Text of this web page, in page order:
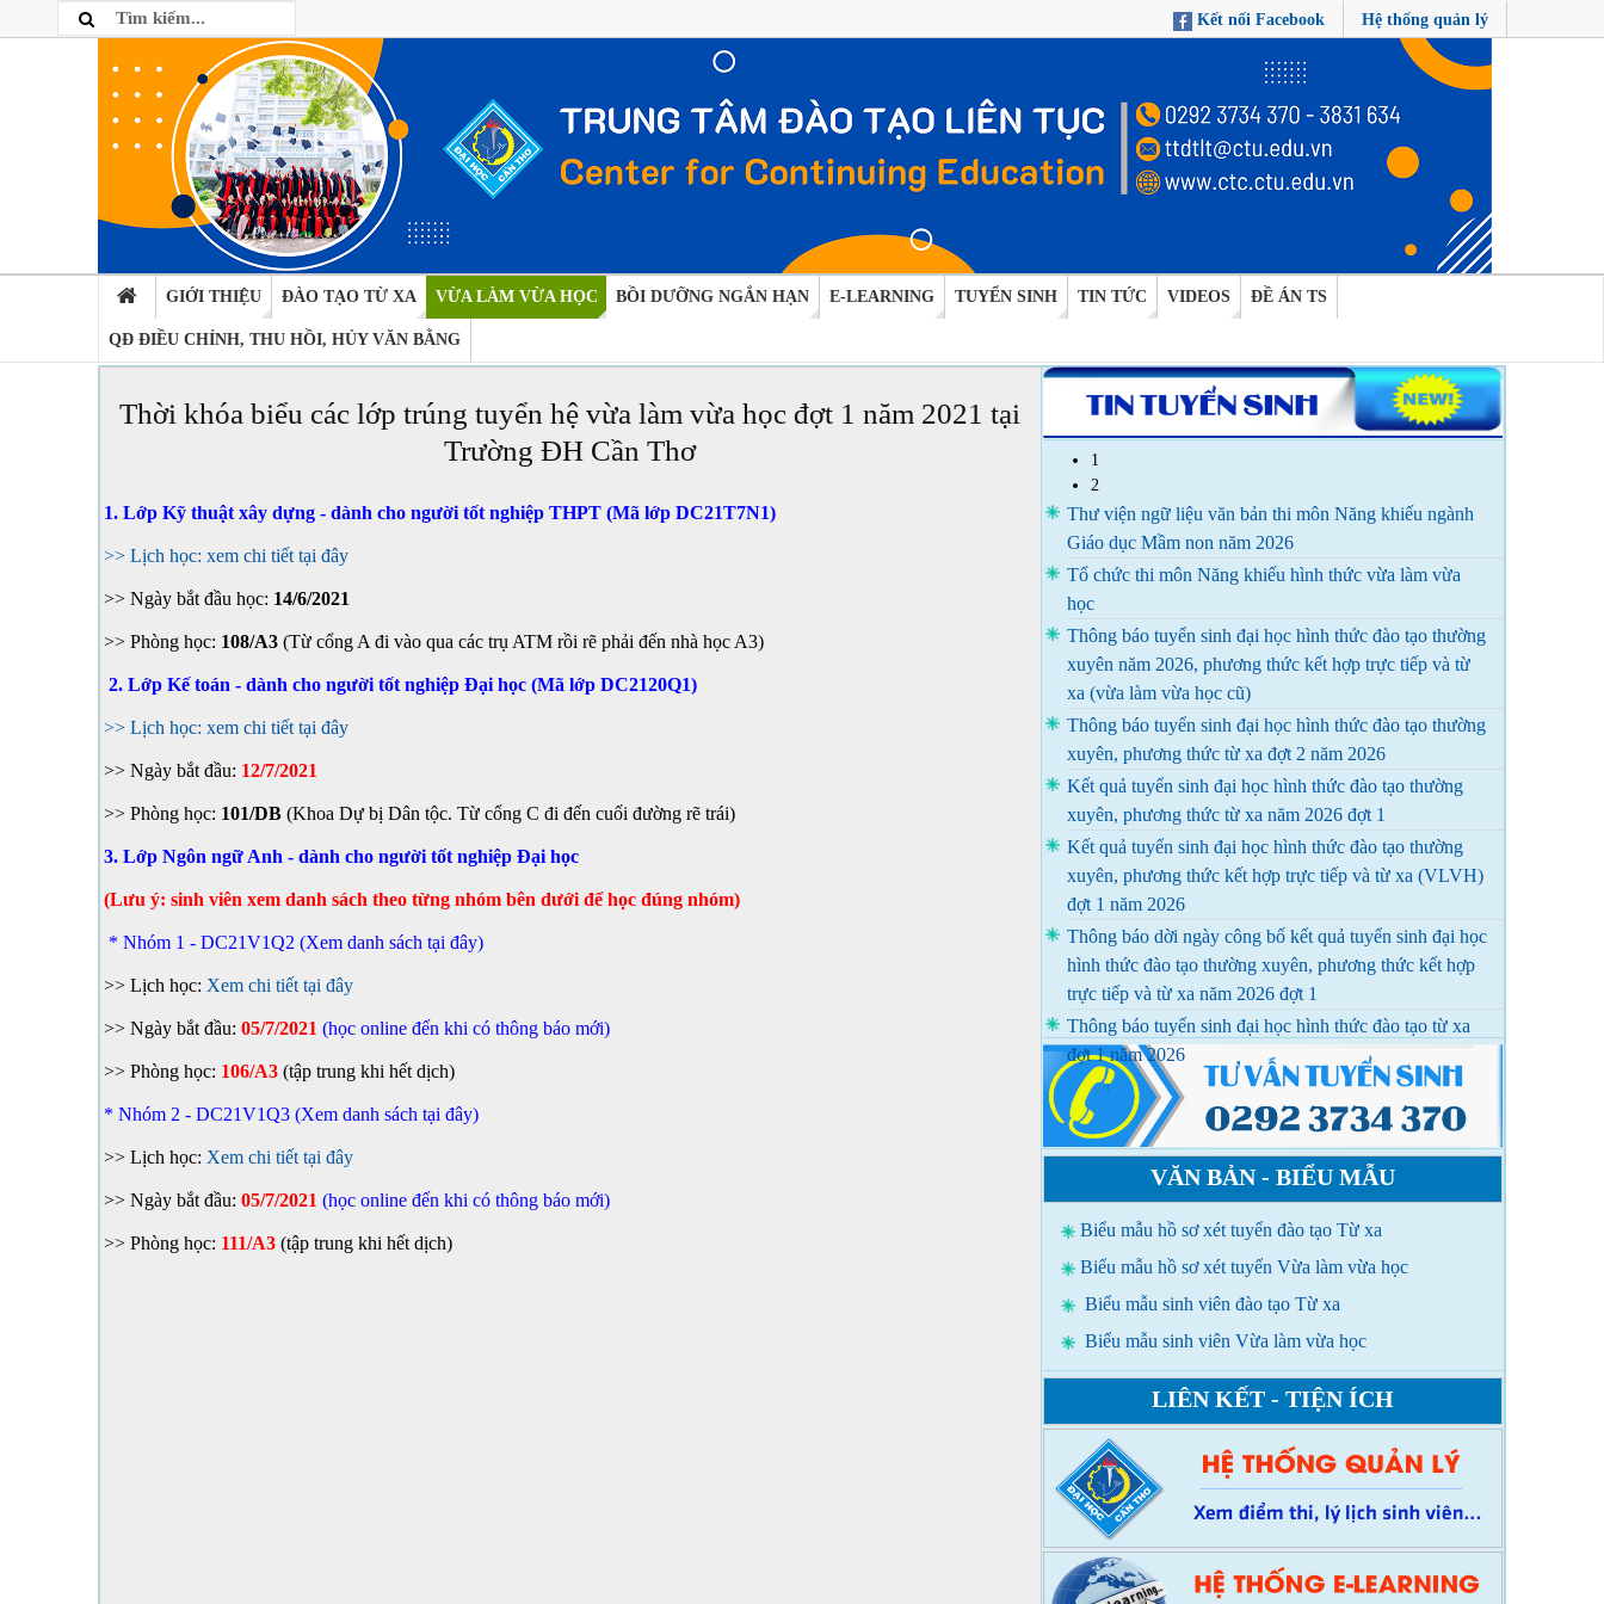
Kết nối Facebook Hệ thống quản lý
GIỚI THIỆU ĐÀO TẠO TỪ XA VỪA LÀM VỪA HỌC BỒI DƯỠNG NGẮN HẠN E-LEARNING TUYỂN SINH TIN TỨC VIDEOS ĐỀ ÁN TS
QĐ ĐIỀU CHỈNH, THU HỒI, HỦY VĂN BẰNG
Thời khóa biểu các lớp trúng tuyển hệ vừa làm vừa học đợt 1 năm 2021 tại
Trường ĐH Cần Thơ
1. Lớp Kỹ thuật xây dựng - dành cho người tốt nghiệp THPT (Mã lớp DC21T7N1)
>> Lịch học: xem chi tiết tại đây
>> Ngày bắt đầu học: 14/6/2021
>> Phòng học: 108/A3 (Từ cổng A đi vào qua các trụ ATM rồi rẽ phải đến nhà học A3)
2. Lớp Kế toán - dành cho người tốt nghiệp Đại học (Mã lớp DC2120Q1)
>> Lịch học: xem chi tiết tại đây
>> Ngày bắt đầu: 12/7/2021
>> Phòng học: 101/DB (Khoa Dự bị Dân tộc. Từ cổng C đi đến cuối đường rẽ trái)
3. Lớp Ngôn ngữ Anh - dành cho người tốt nghiệp Đại học
(Lưu ý: sinh viên xem danh sách theo từng nhóm bên dưới để học đúng nhóm)
* Nhóm 1 - DC21V1Q2 (Xem danh sách tại đây)
>> Lịch học: Xem chi tiết tại đây
>> Ngày bắt đầu: 05/7/2021 (học online đến khi có thông báo mới)
>> Phòng học: 106/A3 (tập trung khi hết dịch)
* Nhóm 2 - DC21V1Q3 (Xem danh sách tại đây)
>> Lịch học: Xem chi tiết tại đây
>> Ngày bắt đầu: 05/7/2021 (học online đến khi có thông báo mới)
>> Phòng học: 111/A3 (tập trung khi hết dịch)
1
2
Thư viện ngữ liệu văn bản thi môn Năng khiếu ngành
Giáo dục Mầm non năm 2026
Tổ chức thi môn Năng khiếu hình thức vừa làm vừa
học
Thông báo tuyển sinh đại học hình thức đào tạo thường
xuyên năm 2026, phương thức kết hợp trực tiếp và từ
xa (vừa làm vừa học cũ)
Thông báo tuyển sinh đại học hình thức đào tạo thường
xuyên, phương thức từ xa đợt 2 năm 2026
Kết quả tuyển sinh đại học hình thức đào tạo thường
xuyên, phương thức từ xa năm 2026 đợt 1
Kết quả tuyển sinh đại học hình thức đào tạo thường
xuyên, phương thức kết hợp trực tiếp và từ xa (VLVH)
đợt 1 năm 2026
Thông báo dời ngày công bố kết quả tuyển sinh đại học
hình thức đào tạo thường xuyên, phương thức kết hợp
trực tiếp và từ xa năm 2026 đợt 1
Thông báo tuyển sinh đại học hình thức đào tạo từ xa
đợt 1 năm 2026
VĂN BẢN - BIỂU MẪU
Biểu mẫu hồ sơ xét tuyển đào tạo Từ xa
Biểu mẫu hồ sơ xét tuyển Vừa làm vừa học
Biểu mẫu sinh viên đào tạo Từ xa
Biểu mẫu sinh viên Vừa làm vừa học
LIÊN KẾT - TIỆN ÍCH